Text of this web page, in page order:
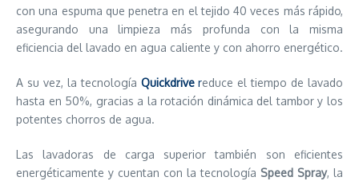
con una espuma que penetra en el tejido 40 veces más rápido,
asegurando una limpieza más profunda con la misma
eficiencia del lavado en agua caliente y con ahorro energético.
A su vez, la tecnología Quickdrivereduce el tiempo de lavado
hasta en 50%, gracias a la rotación dinámica del tambor y los
potentes chorros de agua.
Las lavadoras de carga superior también son eficientes
energéticamente y cuentan con la tecnología Speed Spray, la